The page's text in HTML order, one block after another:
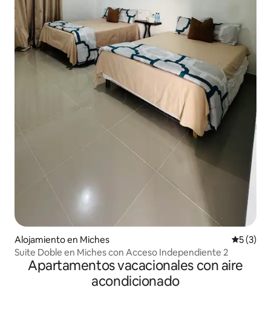
Alojamiento en Miches
5 (3)
Suite Doble en Miches con Acceso Independiente 2
Apartamentos vacacionales con aire
acondicionado